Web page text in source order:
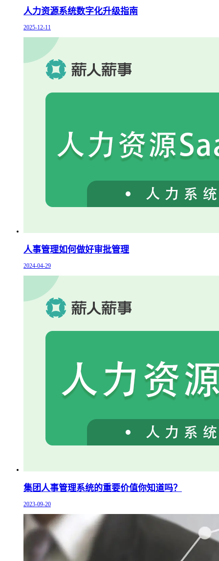
人力资源系统数字化升级指南
2025-12-11
人事管理如何做好审批管理
2024-04-29
集团人事管理系统的重要价值你知道吗？
2023-09-20